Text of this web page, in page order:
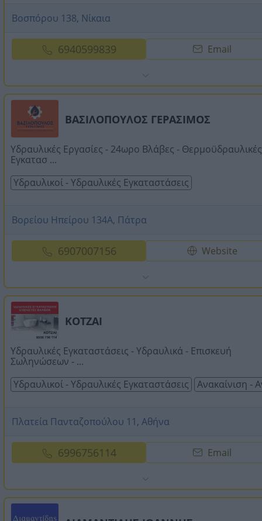
Βοσπόρου 138, Νίκαια
6940599839 Email
ΒΑΣΙΛΟΠΟΥΛΟΣ ΓΕΡΑΣΙΜΟΣ
Υδραυλικές Εργασίες - 24ωρο Βλάβες - Θερμοϋδραυλικές
Εγκατασ ...
Υδραυλικοί - Υδραυλικές Εγκαταστάσεις
Βορείου Ηπείρου 134Α, Πάτρα
6907007156 Website
ΚΟΤΖΑΙ
Υδραυλικές Εγκαταστάσεις - Υδραυλικά - Επισκευή
Σωληνώσεων - ...
Υδραυλικοί - Υδραυλικές Εγκαταστάσεις
Ανακαίνιση -
Πλατεία Πανταζοπούλου 11, Αθήνα
6996756114 Email